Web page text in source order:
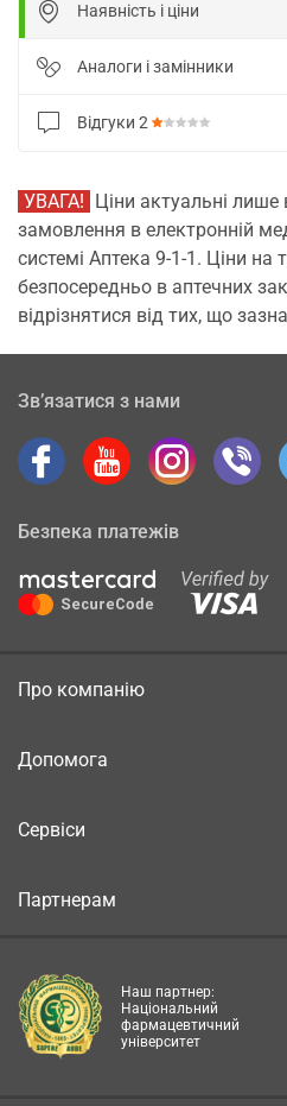
Наявність і ціни
Аналоги і замінники
Відгуки 2
УВАГА! Ціни актуальні
замовлення в електронній
системі Аптека 9-1-1. Ціни на
безпосередньо в аптечних
відрізнятися від тих, що
Зв’язатися з нами
Безпека платежів
Про компанію
Допомога
Сервіси
Партнерам
Наш партнер:
Національний
фармацевтичний
університет